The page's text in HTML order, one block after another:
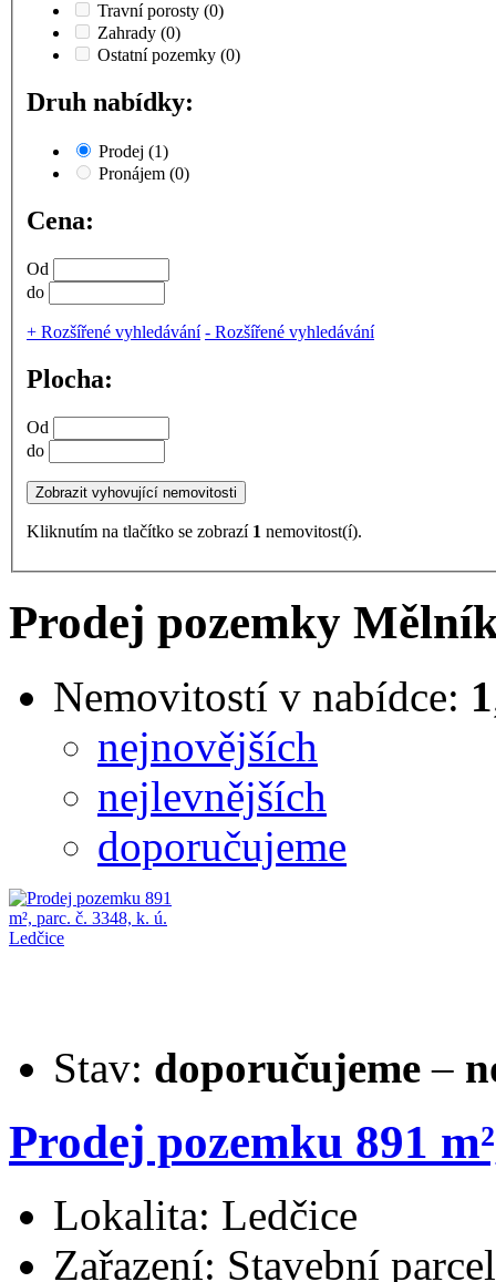
Travní porosty (0)
Zahrady (0)
Ostatní pozemky (0)
Druh nabídky:
Prodej (1)
Pronájem (0)
Cena:
Od
do
+ Rozšířené vyhledávání - Rozšířené vyhledávání
Plocha:
Od
do
Kliknutím na tlačítko se zobrazí 1 nemovitost(í).
Prodej pozemky
Nemovitostí v nabídce: 1
nejnovějších
nejlevnějších
doporučujeme
Stav: doporučujeme –
Prodej pozemku 891
Lokalita: Ledčice
Zařazení: Stavební